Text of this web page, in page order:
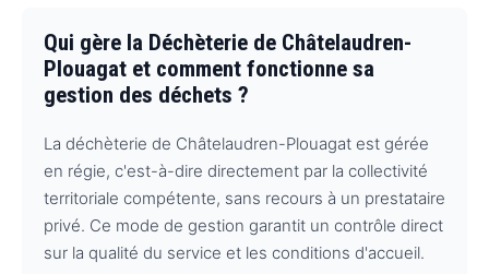
Qui gère la Déchèterie de Châtelaudren-
Plouagat et comment fonctionne sa
gestion des déchets ?
La déchèterie de Châtelaudren-Plouagat est gérée
en régie, c'est-à-dire directement par la collectivité
territoriale compétente, sans recours à un prestataire
privé. Ce mode de gestion garantit un contrôle direct
sur la qualité du service et les conditions d'accueil.